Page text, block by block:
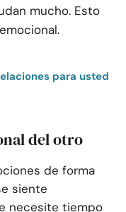
mucho. Esto
para usted
del otro
de forma
siente
necesite tiempo